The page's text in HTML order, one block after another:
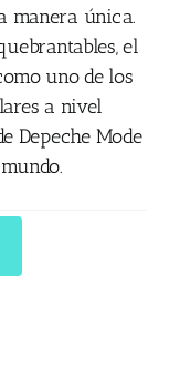
manera única.
el
uno de los
a nivel
Depeche Mode